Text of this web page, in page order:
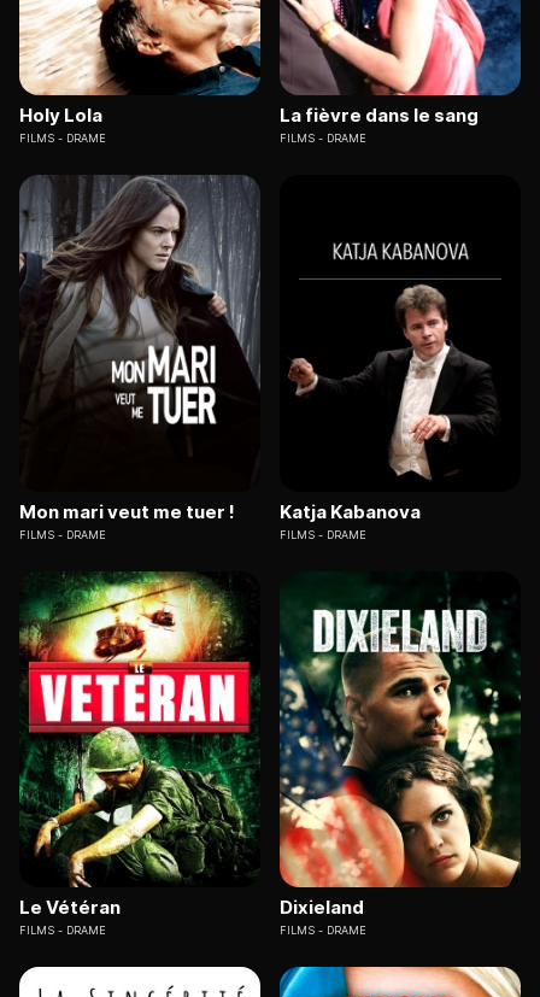
Holy Lola
FILMS DRAME
La fièvre dans le sang
FILMS DRAME
Mon mari veut me tuer !
FILMS DRAME
Katja Kabanova
FILMS DRAME
Le Vétéran
FILMS DRAME
Dixieland
FILMS DRAME